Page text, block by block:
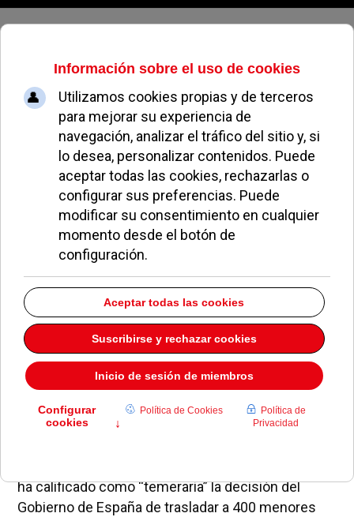
Sábado, 08 de agosto de 2026
Tejero denuncia la “temeraria”
decisión del Gobierno de trasladar
400 menores migrantes a Pozuelo
BLAS BARRADO POLÍTICA 02 JULIO 2025
ha calificado como “temeraria” la decisión del
Gobierno de España de trasladar a 400 menores